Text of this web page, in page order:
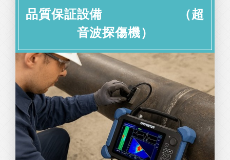
品質保証設備 （超
音波探傷機）